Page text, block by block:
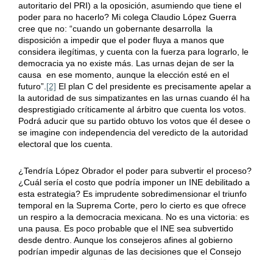
autoritario del PRI) a la oposición, asumiendo que tiene el
poder para no hacerlo? Mi colega Claudio López Guerra
cree que no: “cuando un gobernante desarrolla la
disposición a impedir que el poder fluya a manos que
considera ilegítimas, y cuenta con la fuerza para lograrlo, le
democracia ya no existe más. Las urnas dejan de ser la
causa en ese momento, aunque la elección esté en el
futuro”.[2] El plan C del presidente es precisamente apelar a
la autoridad de sus simpatizantes en las urnas cuando él ha
desprestigiado críticamente al árbitro que cuenta los votos.
Podrá aducir que su partido obtuvo los votos que él desee o
se imagine con independencia del veredicto de la autoridad
electoral que los cuenta.
¿Tendría López Obrador el poder para subvertir el proceso?
¿Cuál sería el costo que podría imponer un INE debilitado a
esta estrategia? Es imprudente sobredimensionar el triunfo
temporal en la Suprema Corte, pero lo cierto es que ofrece
un respiro a la democracia mexicana. No es una victoria: es
una pausa. Es poco probable que el INE sea subvertido
desde dentro. Aunque los consejeros afines al gobierno
podrían impedir algunas de las decisiones que el Consejo